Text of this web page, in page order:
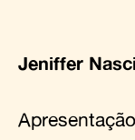
Jeniffer